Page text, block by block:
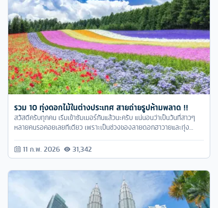
รวม 10 ทุ่งดอกไม้ในต่างประเทศ สายถ่ายรูปห้ามพลาด !!
สวัสดีครับทุกคน เริ่มเข้าซัมเมอร์กันแล้วนะครับ แน่นอนว่าเป็นวันที่สาวๆ
หลายคนรอคอยเลยทีเดียว เพราะเป็นช่วงของลายดอกฮาวายและทุ่ง
11 ก.พ. 2026 31,342